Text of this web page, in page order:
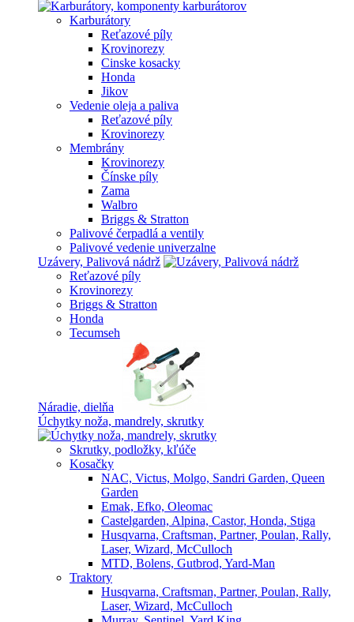
Karburátory
Reťazové píly
Krovinorezy
Cinske kosacky
Honda
Jikov
Vedenie oleja a paliva
Reťazové píly
Krovinorezy
Membrány
Krovinorezy
Čínske píly
Zama
Walbro
Briggs & Stratton
Palivové čerpadlá a ventily
Palivové vedenie univerzalne
Uzávery, Palivová nádrž
Reťazové píly
Krovinorezy
Briggs & Stratton
Honda
Tecumseh
Náradie, dielňa
Úchytky noža, mandrely, skrutky
Skrutky, podložky, kľúče
Kosačky
NAC, Victus, Molgo, Sandri Garden, Queen
Garden
Emak, Efko, Oleomac
Castelgarden, Alpina, Castor, Honda, Stiga
Husqvarna, Craftsman, Partner, Poulan, Rally,
Laser, Wizard, McCulloch
MTD, Bolens, Gutbrod, Yard-Man
Traktory
Husqvarna, Craftsman, Partner, Poulan, Rally,
Laser, Wizard, McCulloch